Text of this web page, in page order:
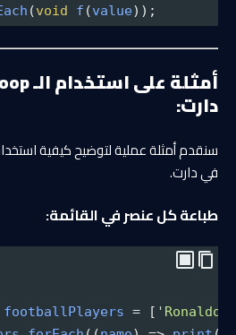
(void f (value));
دارت:
في دارت.
طباعة كل عنصر في القائمة:
footballPlayers = [ 'Ronaldo'